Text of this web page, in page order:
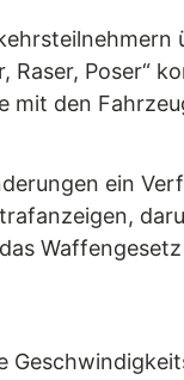
Raser, Poser“
mit den
ein